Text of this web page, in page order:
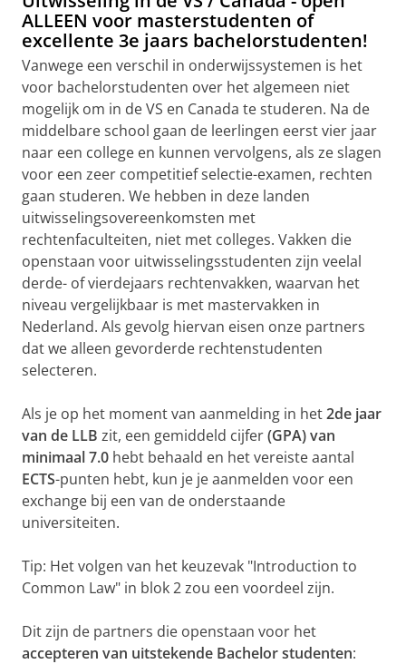
ALLEEN voor masterstudenten of
excellente 3e jaars bachelorstudenten!
Vanwege een verschil in onderwijssystemen is het
voor bachelorstudenten over het algemeen niet
mogelijk om in de VS en Canada te studeren. Na de
middelbare school gaan de leerlingen eerst vier jaar
naar een college en kunnen vervolgens, als ze slagen
voor een zeer competitief selectie-examen, rechten
gaan studeren. We hebben in deze landen
uitwisselingsovereenkomsten met
rechtenfaculteiten, niet met colleges. Vakken die
openstaan ​​voor uitwisselingsstudenten zijn veelal
derde- of vierdejaars rechtenvakken, waarvan het
niveau vergelijkbaar is met mastervakken in
Nederland. Als gevolg hiervan eisen onze partners
dat we alleen gevorderde rechtenstudenten
selecteren.
Als je op het moment van aanmelding in het2de jaar
van de LLB zit, een gemiddeld cijfer(GPA) van
minimaal 7.0 hebt behaald en het vereiste aantal
ECTS-punten hebt, kun je je aanmelden voor een
exchange bij een van de onderstaande
universiteiten.
Tip: Het volgen van het keuzevak "Introduction to
Common Law" in blok 2 zou een voordeel zijn.
Dit zijn de partners die openstaan ​​voor het
accepteren van uitstekende Bachelor studenten: